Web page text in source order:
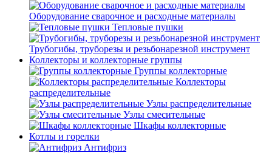
Оборудование сварочное и расходные материалы
Тепловые пушки
Трубогибы, труборезы и резьбонарезной инструмент
Коллекторы и коллекторные группы
Группы коллекторные
Коллекторы
распределительные
Узлы распределительные
Узлы смесительные
Шкафы коллекторные
Котлы и горелки
Антифриз